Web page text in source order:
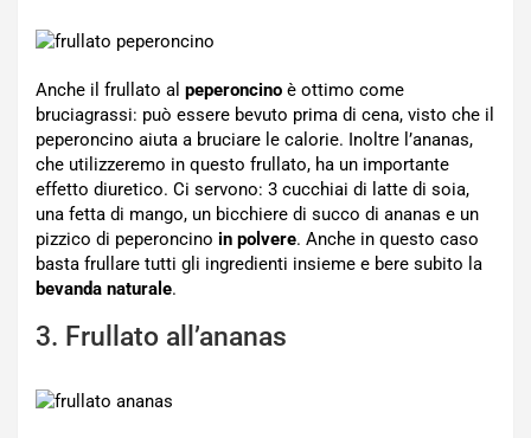
Anche il frullato al peperoncino è ottimo come
bruciagrassi: può essere bevuto prima di cena, visto che il
peperoncino aiuta a bruciare le calorie. Inoltre l’ananas,
che utilizzeremo in questo frullato, ha un importante
effetto diuretico. Ci servono: 3 cucchiai di latte di soia,
una fetta di mango, un bicchiere di succo di ananas e un
pizzico di peperoncino in polvere. Anche in questo caso
basta frullare tutti gli ingredienti insieme e bere subito la
bevanda naturale.
3. Frullato all’ananas